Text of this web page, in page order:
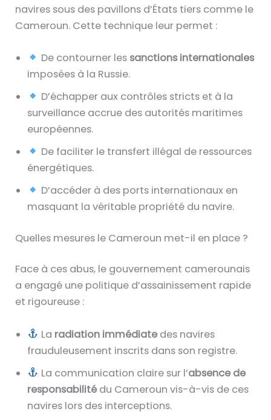
navires sous des pavillons d’États tiers comme le
Cameroun. Cette technique leur permet :
De contourner les sanctions internationales
imposées à la Russie.
D’échapper aux contrôles stricts et à la
surveillance accrue des autorités maritimes
européennes.
De faciliter le transfert illégal de ressources
énergétiques.
D’accéder à des ports internationaux en
masquant la véritable propriété du navire.
Quelles mesures le Cameroun met-il en place ?
Face à ces abus, le gouvernement camerounais
a engagé une politique d’assainissement rapide
et rigoureuse :
La radiation immédiatedes navires
frauduleusement inscrits dans son registre.
La communication claire sur l’absence de
responsabilité du Cameroun vis-à-vis de ces
navires lors des interceptions.